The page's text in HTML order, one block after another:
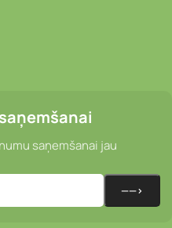
saņemšanai jau